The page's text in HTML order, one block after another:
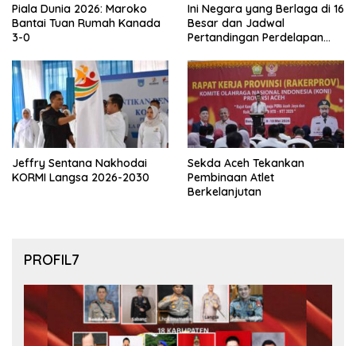
Piala Dunia 2026: Maroko
Bantai Tuan Rumah Kanada
3-0
Ini Negara yang Berlaga di 16
Besar dan Jadwal
Pertandingan Perdelapan
Jeffry Sentana Nakhodai
KORMI Langsa 2026-2030
Sekda Aceh Tekankan
Pembinaan Atlet
Berkelanjutan
PROFIL7